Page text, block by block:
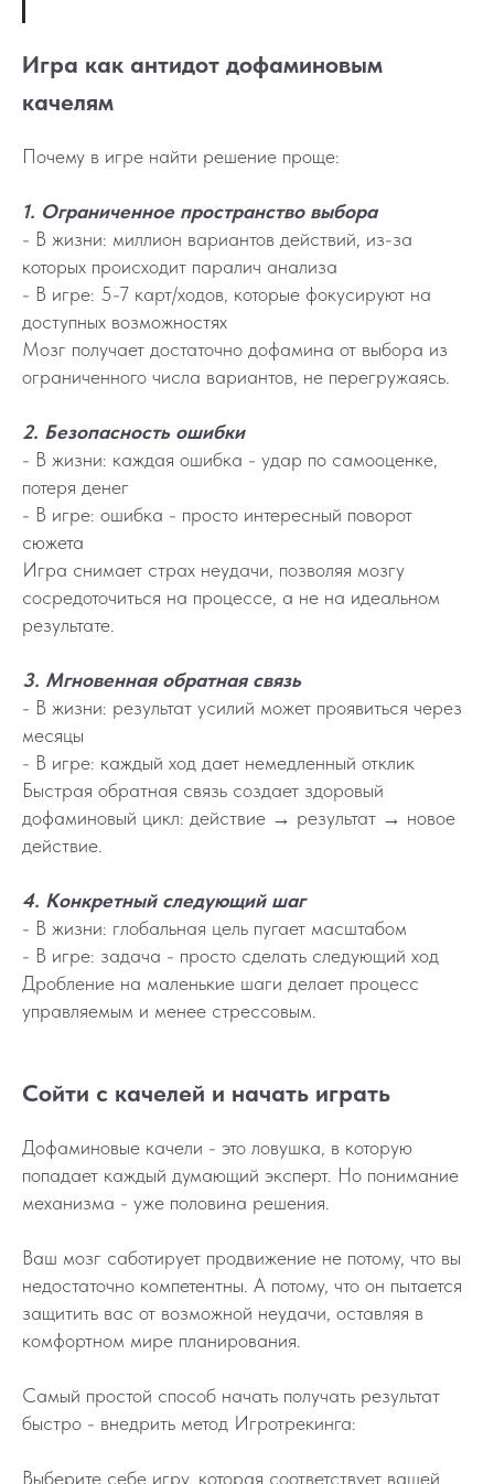
Игра как антидот дофаминовым
качелям
Почему в игре найти решение проще:
1. Ограниченное пространство выбора
- В жизни: миллион вариантов действий, из-за
которых происходит паралич анализа
- В игре: 5-7 карт/ходов, которые фокусируют на
доступных возможностях
Мозг получает достаточно дофамина от выбора из
ограниченного числа вариантов, не перегружаясь.
2. Безопасность ошибки
- В жизни: каждая ошибка - удар по самооценке,
потеря денег
- В игре: ошибка - просто интересный поворот
сюжета
Игра снимает страх неудачи, позволяя мозгу
сосредоточиться на процессе, а не на идеальном
результате.
3. Мгновенная обратная связь
- В жизни: результат усилий может проявиться через
месяцы
- В игре: каждый ход дает немедленный отклик
Быстрая обратная связь создает здоровый
дофаминовый цикл: действие → результат → новое
действие.
4. Конкретный следующий шаг
- В жизни: глобальная цель пугает масштабом
- В игре: задача - просто сделать следующий ход
Дробление на маленькие шаги делает процесс
управляемым и менее стрессовым.
Сойти с качелей и начать играть
Дофаминовые качели - это ловушка, в которую
попадает каждый думающий эксперт. Но понимание
механизма - уже половина решения.
Ваш мозг саботирует продвижение не потому, что вы
недостаточно компетентны. А потому, что он пытается
защитить вас от возможной неудачи, оставляя в
комфортном мире планирования.
Самый простой способ начать получать результат
быстро - внедрить метод Игротрекинга:
Выберите себе игру, которая соответствует вашей